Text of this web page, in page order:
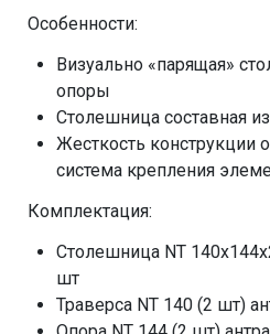
Особенности:
Визуально «парящая»
опоры
Столешница составная
Жесткость конструкции
система крепления
Комплектация:
Столешница NT
шт
Траверса NT 140 (2 шт)